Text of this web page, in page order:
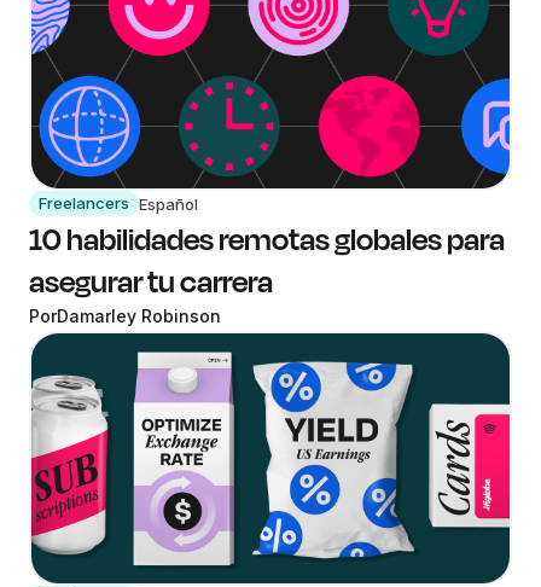
Freelancers Español
10 habilidades remotas globales para
asegurar tu carrera
PorDamarley Robinson